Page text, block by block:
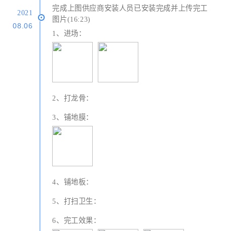
2021
08.06
完成上图供应商安装人员已安装完成并上传完工
图片(16:23)
1、进场：
2、打龙骨：
3、铺地膜：
4、铺地板：
5、打扫卫生：
6、完工效果：